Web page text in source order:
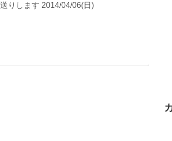
りします 2014/04/06(日)